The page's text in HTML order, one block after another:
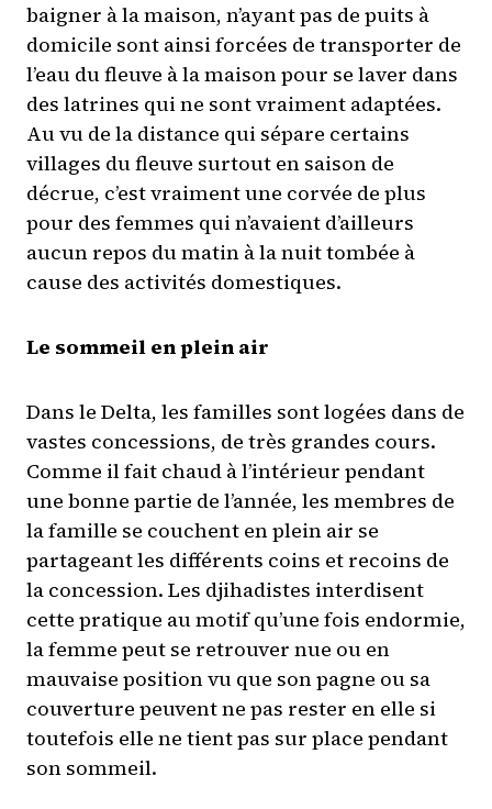
baigner à la maison, n’ayant pas de puits à
domicile sont ainsi forcées de transporter de
l’eau du fleuve à la maison pour se laver dans
des latrines qui ne sont vraiment adaptées.
Au vu de la distance qui sépare certains
villages du fleuve surtout en saison de
décrue, c’est vraiment une corvée de plus
pour des femmes qui n’avaient d’ailleurs
aucun repos du matin à la nuit tombée à
cause des activités domestiques.
Le sommeil en plein air
Dans le Delta, les familles sont logées dans de
vastes concessions, de très grandes cours.
Comme il fait chaud à l’intérieur pendant
une bonne partie de l’année, les membres de
la famille se couchent en plein air se
partageant les différents coins et recoins de
la concession. Les djihadistes interdisent
cette pratique au motif qu’une fois endormie,
la femme peut se retrouver nue ou en
mauvaise position vu que son pagne ou sa
couverture peuvent ne pas rester en elle si
toutefois elle ne tient pas sur place pendant
son sommeil.